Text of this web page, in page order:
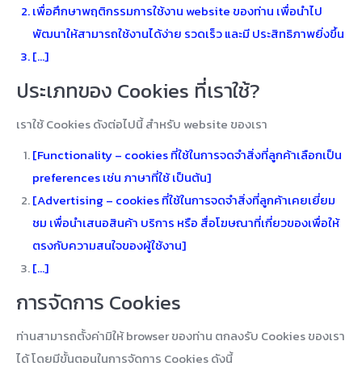
เพื่อศึกษาพฤติกรรมการใช้งาน website ของท่าน เพื่อนำไป
พัฒนาให้สามารถใช้งานได้ง่าย รวดเร็ว และมี ประสิทธิภาพยิ่งขึ้น
[…]
ประเภทของ Cookies ที่เราใช้?
เราใช้ Cookies ดังต่อไปนี้ สำหรับ website ของเรา
[Functionality – cookies ที่ใช้ในการจดจำสิ่งที่ลูกค้าเลือกเป็น
preferences เช่น ภาษาที่ใช้ เป็นต้น]
[Advertising – cookies ที่ใช้ในการจดจำสิ่งที่ลูกค้าเคยเยี่ยม
ชม เพื่อนำเสนอสินค้า บริการ หรือ สื่อโฆษณาที่เกี่ยวของเพื่อให้
ตรงกับความสนใจของผู้ใช้งาน]
[…]
การจัดการ Cookies
ท่านสามารถตั้งค่ามิให้ browser ของท่าน ตกลงรับ Cookies ของเรา
ได้ โดยมีขั้นตอนในการจัดการ Cookies ดังนี้